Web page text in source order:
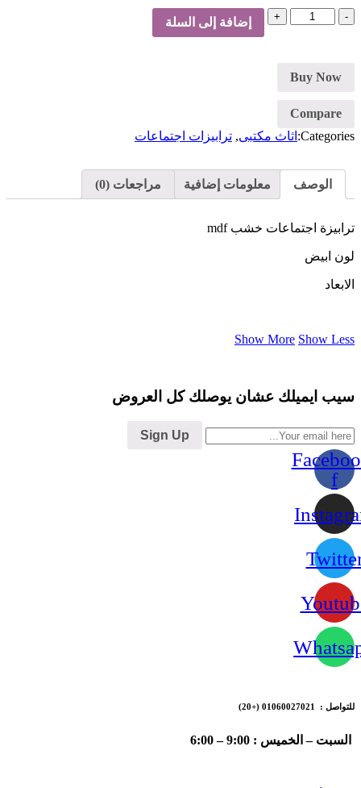
كمية
إضافة إلى السلة
Buy Now
Compare
Categories: اثاث مكتبى, ترابيزات اجتماعات
الوصف معلومات إضافية مراجعات (0)
ترابيزة اجتماعات خشب mdf
لون ابيض
الابعاد
Show More Show Less
سيب ايميلك عشان يوصلك كل العروض
Sign Up
f
للتواصل : 01060027021 (+20)
السبت – الخميس : 9:00 – 6:00